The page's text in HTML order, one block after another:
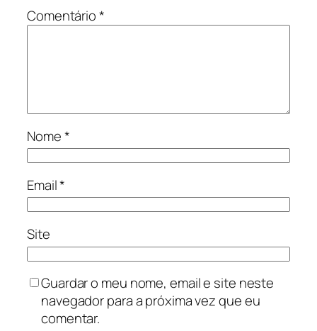
Comentário*
Nome*
Email*
Site
Guardar o meu nome, email e site neste
navegador para a próxima vez que eu
comentar.